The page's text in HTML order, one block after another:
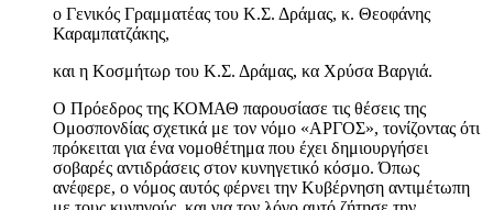
ο Γενικός Γραμματέας του Κ.Σ. Δράμας, κ. Θεοφάνης
Καραμπατζάκης,
και η Κοσμήτωρ του Κ.Σ. Δράμας, κα Χρύσα Βαργιά.
Ο Πρόεδρος της ΚΟΜΑΘ παρουσίασε τις θέσεις της
Ομοσπονδίας σχετικά με τον νόμο «ΑΡΓΟΣ», τονίζοντας ότι
πρόκειται για ένα νομοθέτημα που έχει δημιουργήσει
σοβαρές αντιδράσεις στον κυνηγετικό κόσμο. Όπως
ανέφερε, ο νόμος αυτός φέρνει την Κυβέρνηση αντιμέτωπη